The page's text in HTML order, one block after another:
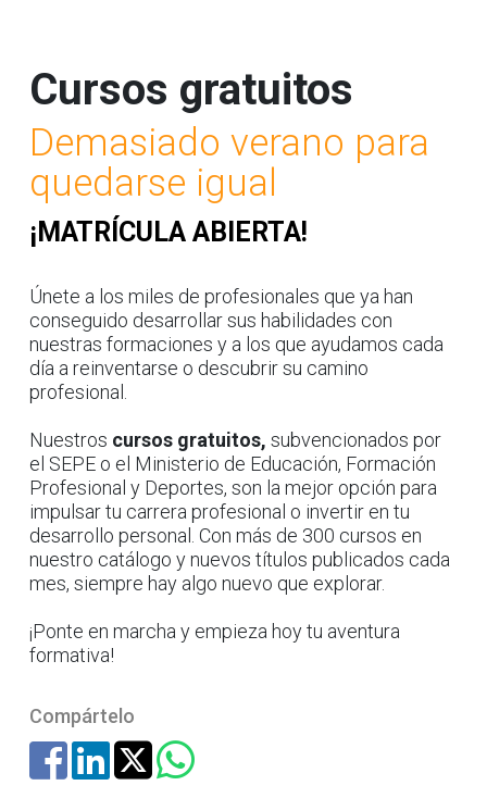
Cursos gratuitos
Demasiado verano para
quedarse igual
¡MATRÍCULA ABIERTA!
Únete a los miles de profesionales que ya han
conseguido desarrollar sus habilidades con
nuestras formaciones y a los que ayudamos cada
día a reinventarse o descubrir su camino
profesional.
Nuestros cursos gratuitos, subvencionados por
el SEPE o el Ministerio de Educación, Formación
Profesional y Deportes, son la mejor opción para
impulsar tu carrera profesional o invertir en tu
desarrollo personal. Con más de 300 cursos en
nuestro catálogo y nuevos títulos publicados cada
mes, siempre hay algo nuevo que explorar.
¡Ponte en marcha y empieza hoy tu aventura
formativa!
Compártelo